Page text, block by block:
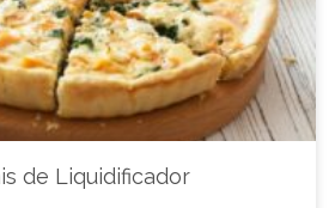
de Liquidificador